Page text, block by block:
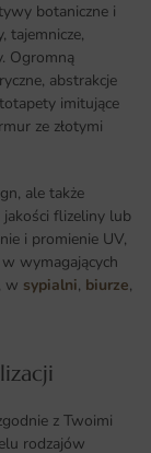
botaniczne i
tajemnicze,
Ogromną
abstrakcje
imitujące
ze złotymi
ale także
flizeliny lub
i promienie UV,
wymagających
w sypialni, biurze,
z Twoimi
rodzajów